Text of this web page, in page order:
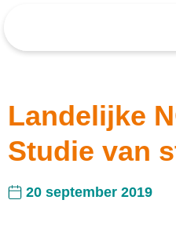
Landelijke
Studie van
20 september 2019